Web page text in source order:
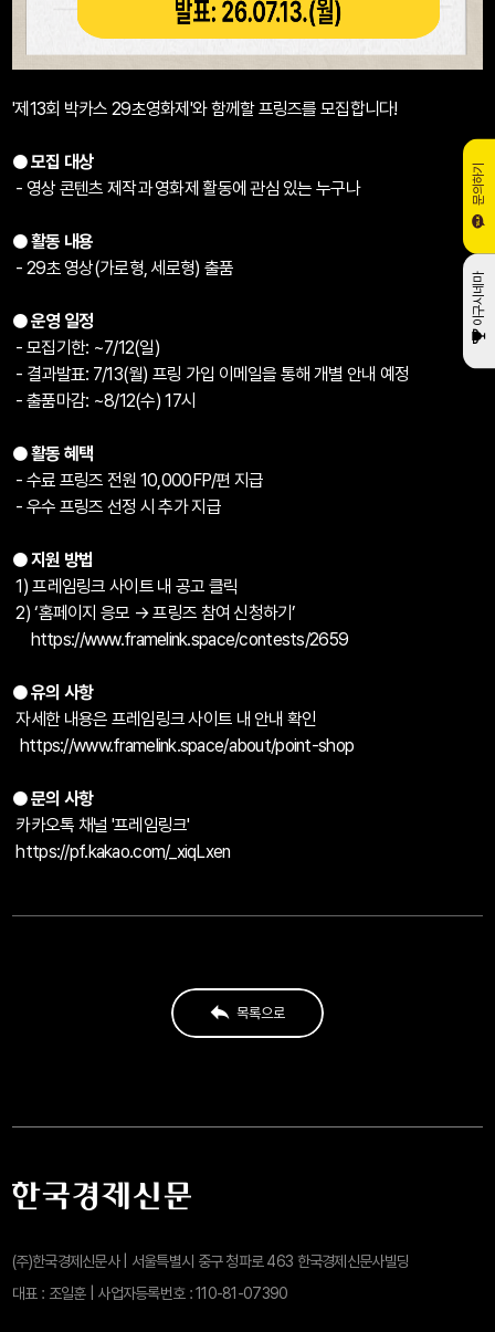
문의하기
이구시네마
'제13회 박카스 29초영화제'와 함께할 프링즈를 모집합니다!
● 모집 대상
- 영상 콘텐츠 제작과 영화제 활동에 관심 있는 누구나
● 활동 내용
- 29초 영상(가로형, 세로형) 출품
● 운영 일정
- 모집기한: ~7/12(일)
- 결과발표: 7/13(월) 프링 가입 이메일을 통해 개별 안내 예정
- 출품마감: ~8/12(수) 17시
● 활동 혜택
- 수료 프링즈 전원 10,000FP/편 지급
- 우수 프링즈 선정 시 추가 지급
● 지원 방법
1) 프레임링크 사이트 내 공고 클릭
2) ‘홈페이지 응모 → 프링즈 참여 신청하기’
https://www.framelink.space/contests/2659
● 유의 사항
자세한 내용은 프레임링크 사이트 내 안내 확인
https://www.framelink.space/about/point-shop
● 문의 사항
카카오톡 채널 '프레임링크'
https://pf.kakao.com/_xiqLxen
목록으로
(주)한국경제신문사 | 서울특별시 중구 청파로 463 한국경제신문사빌딩
대표 : 조일훈 | 사업자등록번호 : 110-81-07390